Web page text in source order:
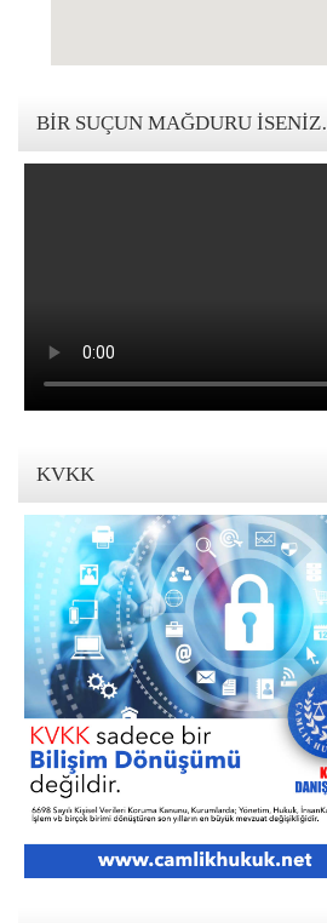
BIR SUÇUN MAĞDURU
KVKK